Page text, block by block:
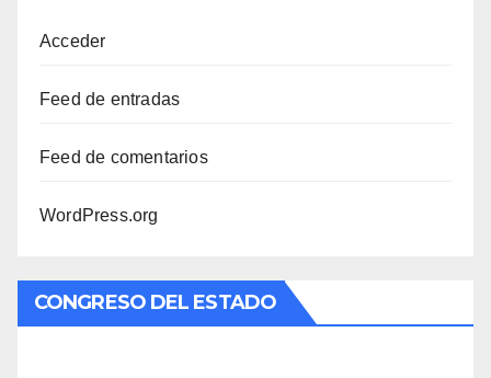
Acceder
Feed de entradas
Feed de comentarios
WordPress.org
CONGRESO DEL ESTADO